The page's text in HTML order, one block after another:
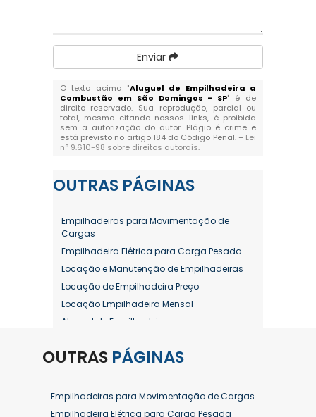
Enviar
O texto acima "Aluguel de Empilhadeira a
Combustão em São Domingos - SP" é de
direito reservado. Sua reprodução, parcial ou
total, mesmo citando nossos links, é proibida
sem a autorização do autor. Plágio é crime e
está previsto no artigo 184 do Código Penal. – Lei
n° 9.610-98 sobre direitos autorais.
OUTRAS PÁGINAS
Empilhadeiras para Movimentação de
Cargas
Empilhadeira Elétrica para Carga Pesada
Locação e Manutenção de Empilhadeiras
Locação de Empilhadeira Preço
Locação Empilhadeira Mensal
Aluguel de Empilhadeira
Aluguel de Empilhadeira Diária Valor
Aluguel de Empilhadeira Elétrica Preço
Aluguel de Empilhadeira Mensal
OUTRAS PÁGINAS
Empilhadeiras para Movimentação de Cargas
Empilhadeira Elétrica para Carga Pesada